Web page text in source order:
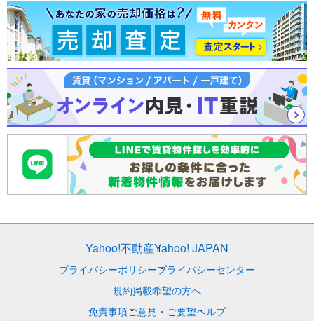
Yahoo!不動産Yahoo! JAPAN
プライバシーポリシープライバシーセンター
規約掲載希望の方へ
免責事項ご意見・ご要望ヘルプ